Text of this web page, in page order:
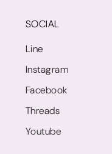
SOCIAL
Line
Instagram
Facebook
Threads
Youtube